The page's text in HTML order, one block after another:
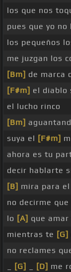
los que nos
pues que yo no
los pequeños
me juzgan los
[Bm] de marca
[F#m] el diablo
el lucho rinco
[Bm]
suya el [F#m]
ahora es tu
decir hablarte
[B] mira para el
no decirme que
lo [A] que amar
mientras te [G]
no reclames
[G] [D] me